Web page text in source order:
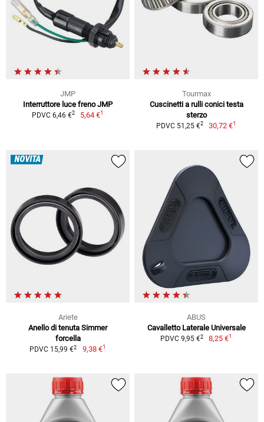
JMP
Interruttore luce freno JMP
PDVC 6,46 €2 5,64 €1
Tourmax
Cuscinetti a rulli conici testa
sterzo
PDVC 51,25 €2 30,72 €1
NOVITÀ
Ariete
Anello di tenuta Simmer
forcella
PDVC 15,99 €2 9,38 €1
ABUS
Cavalletto Laterale Universale
PDVC 9,95 €2 8,25 €1